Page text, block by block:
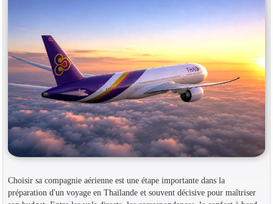
Choisir sa compagnie aérienne est une étape importante dans la
préparation d'un voyage en Thaïlande et souvent décisive pour maîtriser